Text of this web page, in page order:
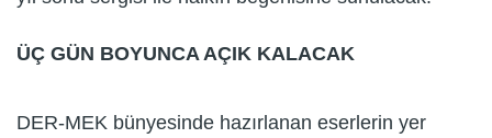
ÜÇ GÜN BOYUNCA AÇIK KALACAK
DER-MEK bünyesinde hazırlanan eserlerin yer